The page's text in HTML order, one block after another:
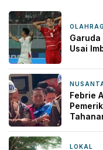
Garuda
Usai
Febrie
LOKAL